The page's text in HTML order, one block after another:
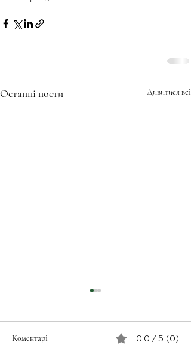
Останні пости Дивитися всі
Коментарі 0.0 / 5 (0)